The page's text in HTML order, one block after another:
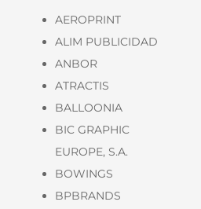
AEROPRINT
ALIM PUBLICIDAD
ANBOR
ATRACTIS
BALLOONIA
BIC GRAPHIC
EUROPE, S.A.
BOWINGS
BPBRANDS